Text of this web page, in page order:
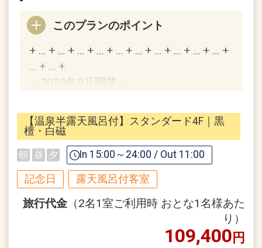
※ルームサービスは承りかねますので、
※小学生以下のお子様は1名様までご宿
泊いただけます。
※ご朝食をご希望のお客様は事前にお問
＜館内施設＞
・1階「美容室 Haku」9:00～18:00
ご宿泊のお客様にリラックスいただける
プランをご用意しております。
・2階「Bar Lounge Un」
こだわりのドリンクや地元の酒を取り揃
このプランのポイント
+ … + … + … + … + … + … + … + … + … + … +
… + … +
～2023年9月開業～
で、遅い時間のチェックインも可能でご
ざいます。
全てのお部屋に備え付けられた温泉の半
露天風呂で心ゆくまでお寛ぎください。
4階テラスからは、出雲大社勢溜、稲佐
の夕日をご覧いただけます。
ここでしか体験できないひとときを、存
【温泉半露天風呂付】スタンダード4F｜黒
檀・白磁
朝 昼 夕 In 15:00～24:00 / Out 11:00
記念日 露天風呂付客室
旅行代金 （2名1室ご利用時 おとな1名様あた
り）
109,400円